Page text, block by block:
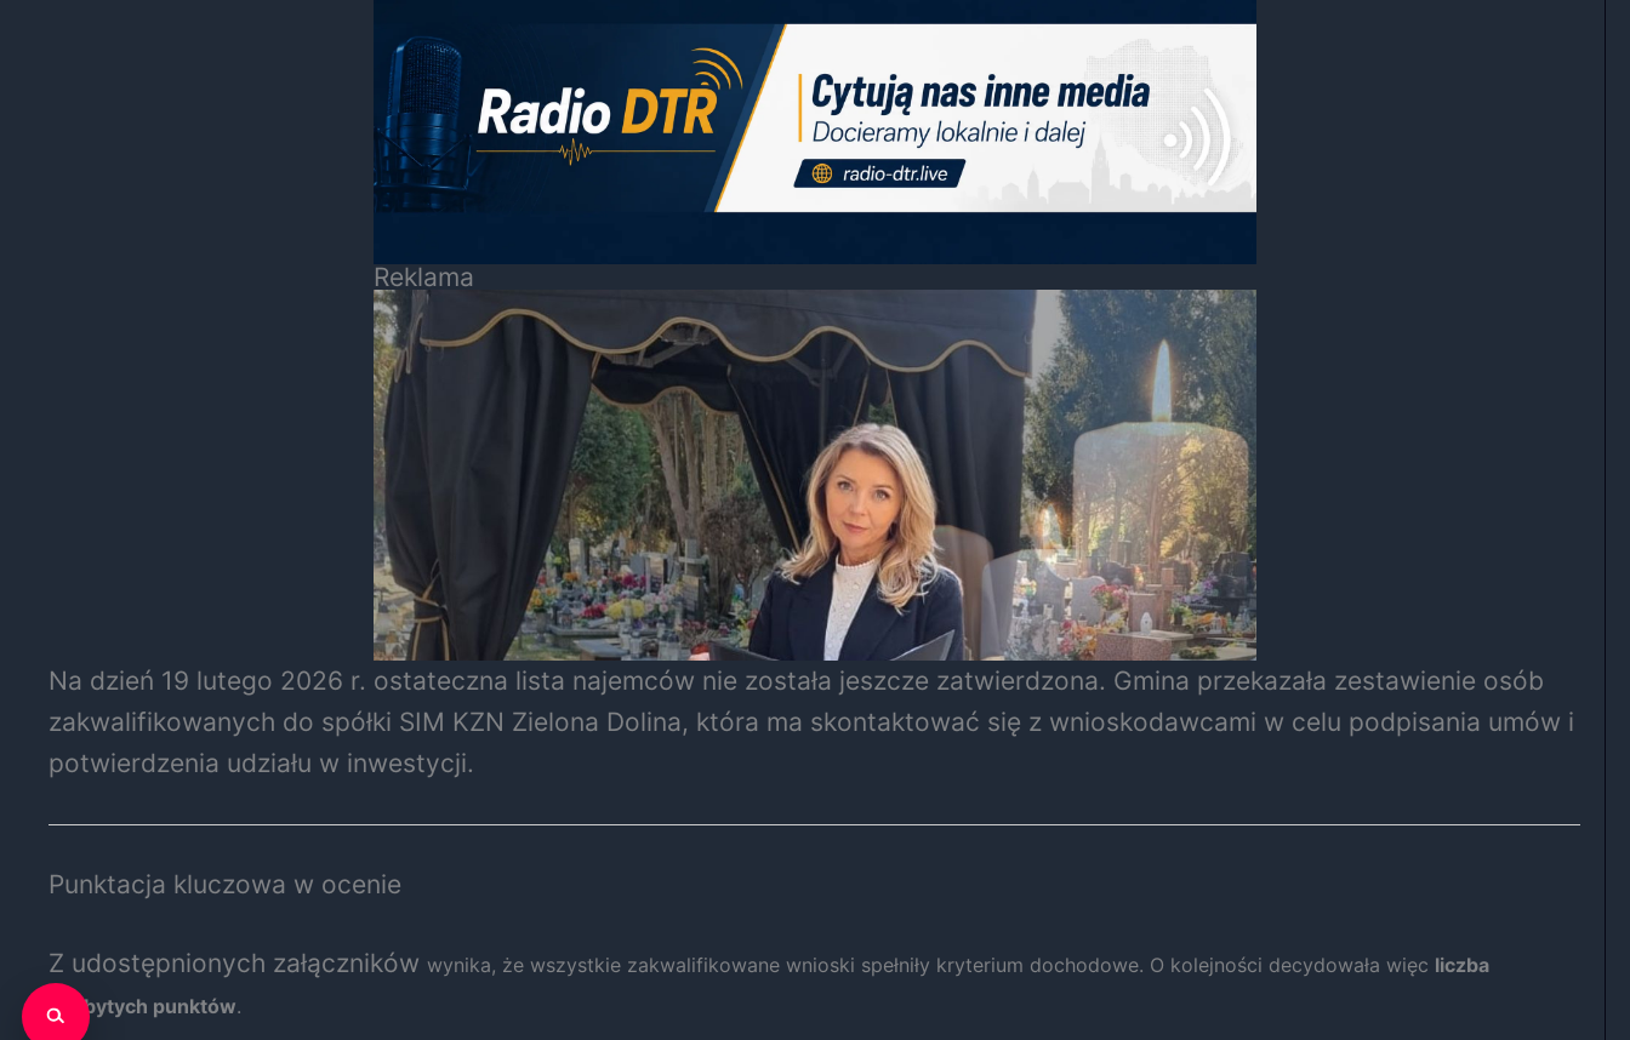
Reklama
Na dzień 19 lutego 2026 r. ostateczna lista najemców nie została jeszcze zatwierdzona. Gmina przekazała zestawienie osób
zakwalifikowanych do spółki SIM KZN Zielona Dolina, która ma skontaktować się z wnioskodawcami w celu podpisania umów i
potwierdzenia udziału w inwestycji.
Punktacja kluczowa w ocenie
Z udostępnionych załączników wynika, że wszystkie zakwalifikowane wnioski spełniły kryterium dochodowe. O kolejności decydowała więc liczba
zdobytych punktów.